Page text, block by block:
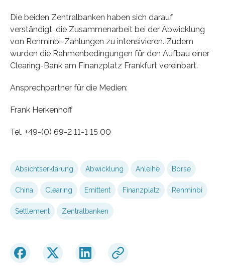
Die beiden Zentralbanken haben sich darauf
verständigt, die Zusammenarbeit bei der Abwicklung
von Renminbi-Zahlungen zu intensivieren. Zudem
wurden die Rahmenbedingungen für den Aufbau einer
Clearing-Bank am Finanzplatz Frankfurt vereinbart.
Ansprechpartner für die Medien:
Frank Herkenhoff
Tel. +49-(0) 69-2 11-1 15 00
Absichtserklärung Abwicklung Anleihe Börse
China Clearing Emittent Finanzplatz Renminbi
Settlement Zentralbanken